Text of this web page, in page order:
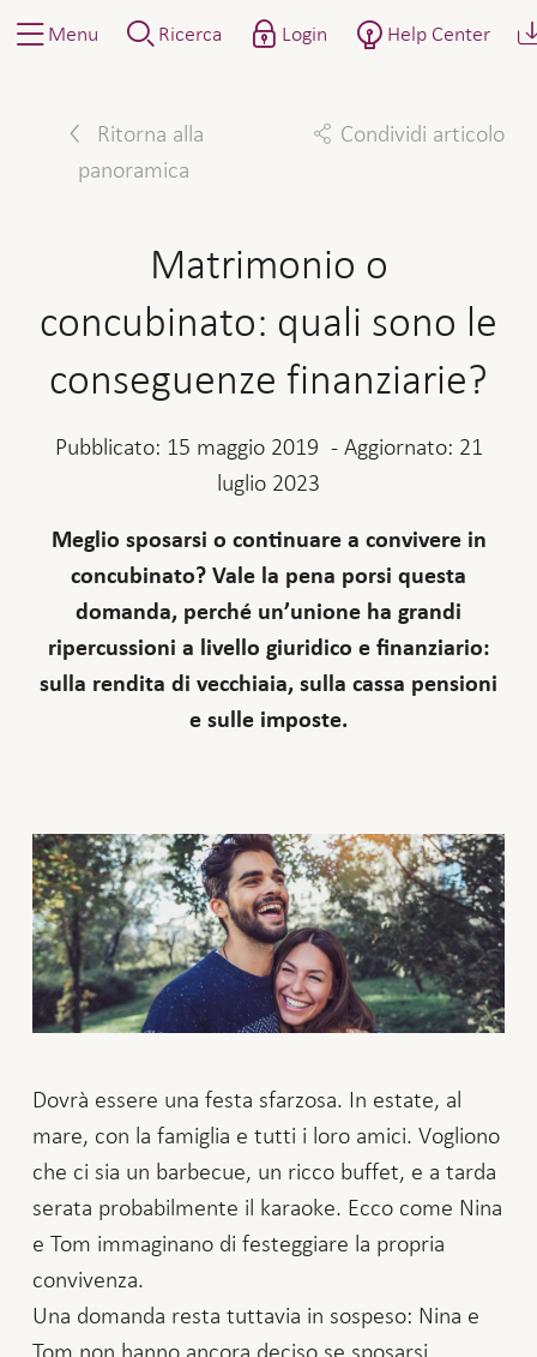
Menu Ricerca Login Help Center
Ritorna alla
panoramica
Condividi articolo
Matrimonio o
concubinato: quali sono le
conseguenze finanziarie?
Pubblicato: 15 maggio 2019 -Aggiornato: 21
luglio 2023
Meglio sposarsi o continuare a convivere in
concubinato? Vale la pena porsi questa
domanda, perché un’unione ha grandi
ripercussioni a livello giuridico e finanziario:
sulla rendita di vecchiaia, sulla cassa pensioni
e sulle imposte.
Dovrà essere una festa sfarzosa. In estate, al
mare, con la famiglia e tutti i loro amici. Vogliono
che ci sia un barbecue, un ricco buffet, e a tarda
serata probabilmente il karaoke. Ecco come Nina
e Tom immaginano di festeggiare la propria
convivenza.
Una domanda resta tuttavia in sospeso: Nina e
Tom non hanno ancora deciso se sposarsi